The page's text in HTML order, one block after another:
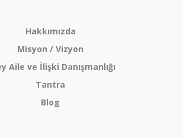
Hakkımızda
Misyon / Vizyon
Aile ve İlişki Danışmanlığı
Tantra
Blog